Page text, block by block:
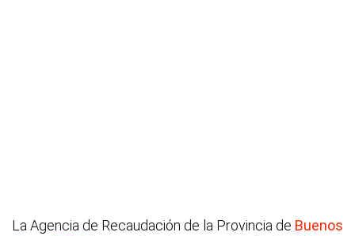
La Agencia de Recaudación de la Provincia de Buenos